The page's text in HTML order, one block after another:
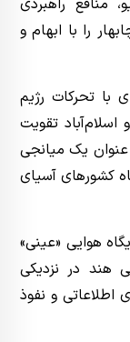
منافع راهبردی
را با ابهام و
با تحرکات رژیم
تقویت
عنوان یک میانجی
کشورهای آسیای
هوایی «عینی»
هند در نزدیکی
اطلاعاتی و نفوذ